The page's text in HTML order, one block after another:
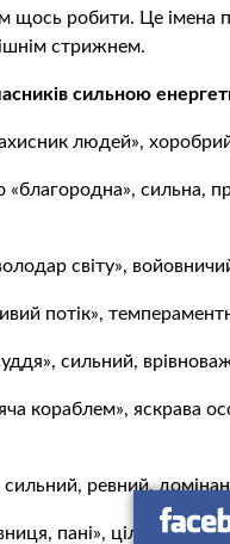
щось робити. Це імена
стрижнем.
сильною
людей»,
сильна,
світу»,
потік»,
сильний,
кораблем», яскрава
ревний,
пані»,